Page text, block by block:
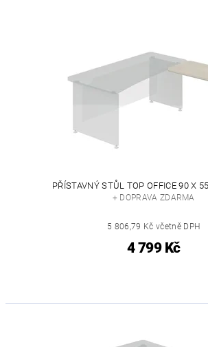
PŘÍSTAVNÝ STŮL TOP OFFICE 90 X
+ DOPRAVA ZDARMA
5 806,79 Kč včetně DPH
4 799 Kč